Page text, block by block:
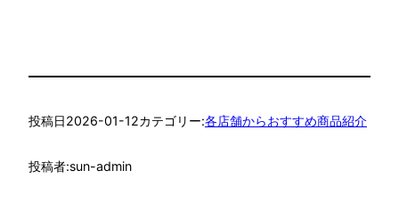
投稿日2026-01-12カテゴリー:各店舗からおすすめ商品紹介
投稿者:sun-admin